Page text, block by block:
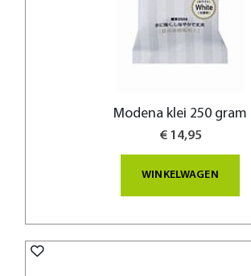
Modena klei 250 gram
€ 14,95
WINKELWAGEN